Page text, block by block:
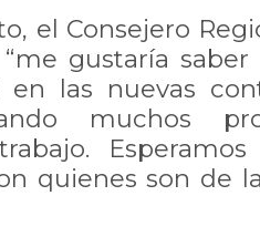
el Consejero
gustaría
las nuevas
muchos
quienes son de